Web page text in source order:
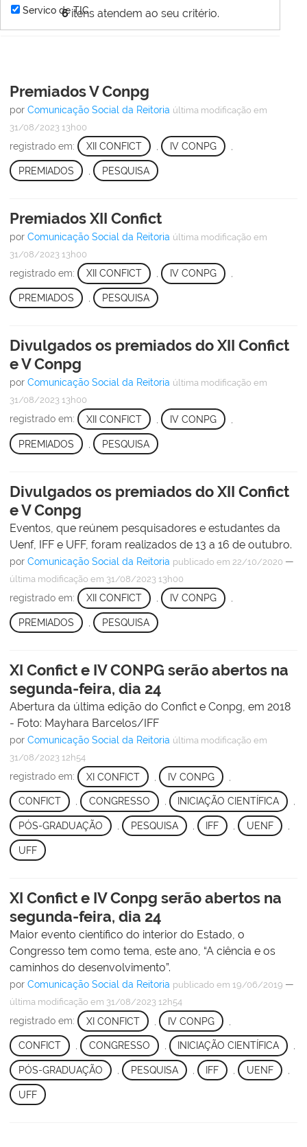
6itens atendem ao seu critério.
Servico de TIC
Premiados V Conpg
por Comunicação Social da Reitoria última modificação em
31/08/2023 13h00
registrado em: XII CONFICT IV CONPG
PREMIADOS PESQUISA
Premiados XII Confict
por Comunicação Social da Reitoria última modificação em
31/08/2023 13h00
registrado em: XII CONFICT , IV CONPG ,
PREMIADOS PESQUISA
Divulgados os premiados do XII Confict
e V Conpg
por Comunicação Social da Reitoria última modificação em
31/08/2023 13h00
registrado em: XII CONFICT IV CONPG
PREMIADOS PESQUISA
Divulgados os premiados do XII Confict
e V Conpg
Eventos, que reúnem pesquisadores e estudantes da
Uenf, IFF e UFF, foram realizados de 13 a 16 de outubro.
por Comunicação Social da Reitoria publicado em 22/10/2020 —
última modificação em 31/08/2023 13h00
registrado em: XII CONFICT , IV CONPG ,
PREMIADOS PESQUISA
XI Confict e IV CONPG serão abertos na
segunda-feira, dia 24
Abertura da última edição do Confict e Conpg, em 2018
- Foto: Mayhara Barcelos/IFF
por Comunicação Social da Reitoria última modificação em
31/08/2023 12h54
registrado em: XI CONFICT IV CONPG
CONFICT , CONGRESSO , INICIAÇÃO CIENTÍFICA ,
PÓS-GRADUAÇÃO PESQUISA IFF , UENF
UFF
XI Confict e IV Conpg serão abertos na
segunda-feira, dia 24
Maior evento científico do interior do Estado, o
Congresso tem como tema, este ano, “A ciência e os
caminhos do desenvolvimento”.
por Comunicação Social da Reitoria publicado em 19/06/2019 —
última modificação em 31/08/2023 12h54
registrado em: XI CONFICT IV CONPG
CONFICT , CONGRESSO , INICIAÇÃO CIENTÍFICA ,
PÓS-GRADUAÇÃO PESQUISA IFF , UENF
UFF